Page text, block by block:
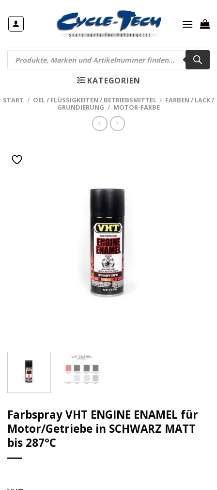
Inhalt
springen
Products
search
KATEGORIEN
START / OEL / FLÜSSIGKEITEN / BETRIEBSMITTEL / FARBEN / LACK /
GRUNDIERUNG / MOTOR-FARBE
Farbspray VHT ENGINE ENAMEL für
Motor/Getriebe in SCHWARZ MATT
bis 287°C